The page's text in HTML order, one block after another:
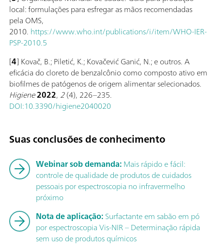
local: formulações para esfregar as mãos recomendadas
pela OMS,
2010. https://www.who.int/publications/i/item/WHO-IER-
PSP-2010.5
[4] Kovač, B.; Piletić, K.; Kovačević Ganić, N.; e outros. A
eficácia do cloreto de benzalcônio como composto ativo em
biofilmes de patógenos de origem alimentar selecionados.
Higiene2022, 2(4), 226–235.
DOI:10.3390/higiene2040020
Suas conclusões de conhecimento
Webinar sob demanda:Mais rápido e fácil:
controle de qualidade de produtos de cuidados
pessoais por espectroscopia no infravermelho
próximo
Nota de aplicação:Surfactante em sabão em pó
por espectroscopia Vis-NIR – Determinação rápida
sem uso de produtos químicos